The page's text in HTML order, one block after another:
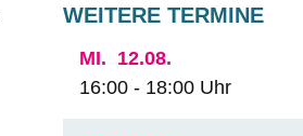
WEITERE TERMINE
MI. 12.08.
16:00 - 18:00 Uhr